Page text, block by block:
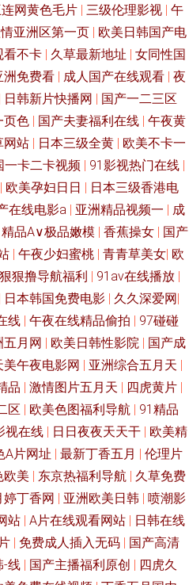
视频 国产精品精品自在线拍 玖玖在线
免费观看视频入口 91黄在线看 91视频
欧美男女性交 日韩成人黄色免费av 性
第四页 东方AV在线国内自拍 久久人妻
91V在线 91综合网海角社区色 国产麻
搜索结果 自拍第一六页 91社在线看 成
产久9 青青操aV 色色日韩av 先锋影音
线自拍 国产精品午夜福利一区 美女大
毛片 一区二区伦理剧 91官网在线看 91
东京热伊人av 黄色吊嗨78区内射 日本
淫黄大片AA av福利国产永久免费 高清
一区 色五月婷婷免费福利 欧美精品瑟
网黄色毛片 | 三级伦理影视 | 午
亚洲区第一页 | 欧美日韩国产电
看不卡 | 久草最新地址 | 女同性国
洲免费看 | 成人国产在线观看 | 夜
日韩新片快播网 | 国产一二三区
页色 | 国产夫妻福利在线 | 午夜黄
网站 | 日本三级全黄 | 欧美不卡一
一卡二卡视频 | 91影视热门在线 |
| 欧美孕妇日日 | 日本三级香港电
在线电影a | 亚洲精品视频一 | 成
精品A∨极品嫩模 | 香蕉操女 | 国产
| 午夜少妇蜜桃 | 青青草美女| 欧
狠狠撸导航福利 | 91av在线播放 |
日本韩国免费电影 | 久久深爱网|
线 | 午夜在线精品偷拍 | 97碰碰
五月网 | 欧美日韩性影院 | 国产成
美午夜电影网 | 亚洲综合五月天 |
品 | 激情图片五月天 | 四虎黄片 |
区 | 欧美色图福利导航 | 91精品
视在线 | 日日夜夜天天干 | 欧美精
A片网址 | 最新丁香五月 | 伦理片
欧美 | 东京热福利导航 | 久草免费
婷丁香网 | 亚洲欧美日韩 | 喷潮影
站 | A片在线观看网站 | 日韩在线
| 免费成人插入无码 | 国产高清
-线 | 国产主播福利原创 | 四虎久